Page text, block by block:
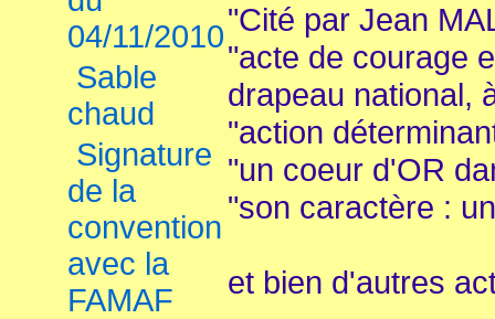
04/11/2010
Sable
chaud
Signature
de la
convention
avec la
FAMAF
"Cité par Jean
"acte de courage
drapeau national,
"action
"un coeur d'OR
"son caractère :
et bien d'autres